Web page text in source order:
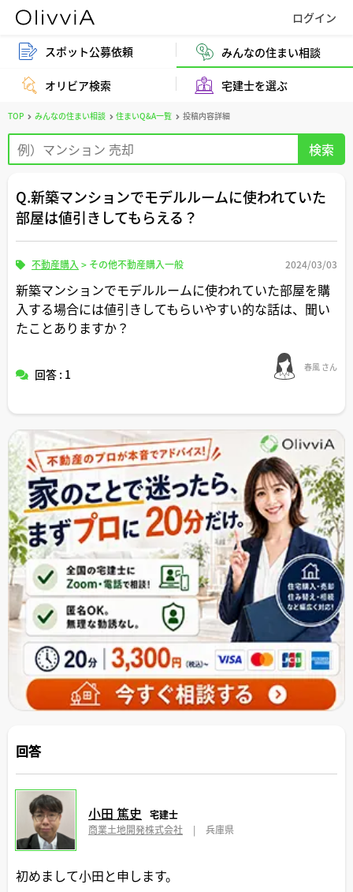
スポット公募依頼 みんなの住まい相談
オリビア検索 宅建士を選ぶ
TOP みんなの住まい相談 住まいQ&A一覧 投稿内容詳細
Q.新築マンションでモデルルームに使われていた
部屋は値引きしてもらえる？
不動産購入 > その他不動産購入一般 2024/03/03
新築マンションでモデルルームに使われていた部屋を購
入する場合には値引きしてもらいやすい的な話は、聞い
たことありますか？
回答 : 1 春風 さん
回答
小田 篤史
宅建士
商業土地開発株式会社
| 兵庫県
初めまして小田と申します。